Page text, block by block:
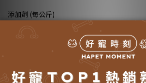
添加劑 (每公斤)
技術添加劑： 天然抗氧化物： 121 mg， 檸
感官添加劑： 迷迭香萃取： 80 mg
營養添加劑： 氯化膽鹼： 1400 mg， 鋅螯合
鹼酸： 50 mg， 維生素 B1： 25 mg， 銅螯
葉酸： 0.75 mg， 維生素 B12： 0.1 mg， 維